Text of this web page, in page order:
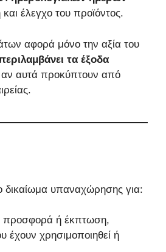
έλεγχο του προϊόντος.
αφορά μόνο την αξία του
τα έξοδα
αν αυτά προκύπτουν από
δικαίωμα υπαναχώρησης για:
προσφορά ή έκπτωση,
έχουν χρησιμοποιηθεί ή